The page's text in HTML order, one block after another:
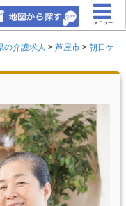
メニュー
の介護求人 > 芦屋市 > 朝日ケ